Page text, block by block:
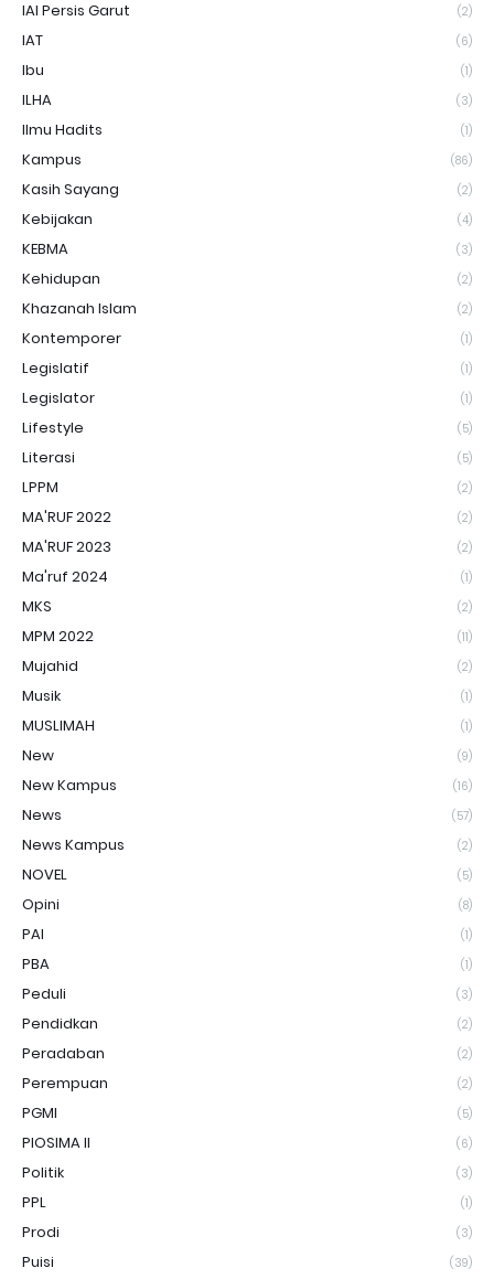
IAI Persis Garut (2)
IAT (6)
Ibu (1)
ILHA (3)
Ilmu Hadits (1)
Kampus (86)
Kasih Sayang (2)
Kebijakan (4)
KEBMA (3)
Kehidupan (2)
Khazanah Islam (2)
Kontemporer (1)
Legislatif (1)
Legislator (1)
Lifestyle (5)
Literasi (5)
LPPM (2)
MA'RUF 2022 (2)
MA'RUF 2023 (2)
Ma'ruf 2024 (1)
MKS (2)
MPM 2022 (11)
Mujahid (2)
Musik (1)
MUSLIMAH (1)
New (9)
New Kampus (16)
News (57)
News Kampus (2)
NOVEL (5)
Opini (8)
PAI (1)
PBA (1)
Peduli (3)
Pendidkan (2)
Peradaban (2)
Perempuan (2)
PGMI (5)
PIOSIMA II (6)
Politik (3)
PPL (1)
Prodi (3)
Puisi (39)